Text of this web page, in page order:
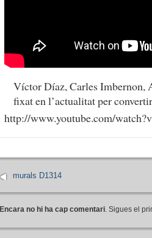
Víctor Díaz, Carles Imbernon,
fixat en l’actualitat per
http://www.youtube.com/
murals D1314
Encara no hi ha cap comentari. Sigues el